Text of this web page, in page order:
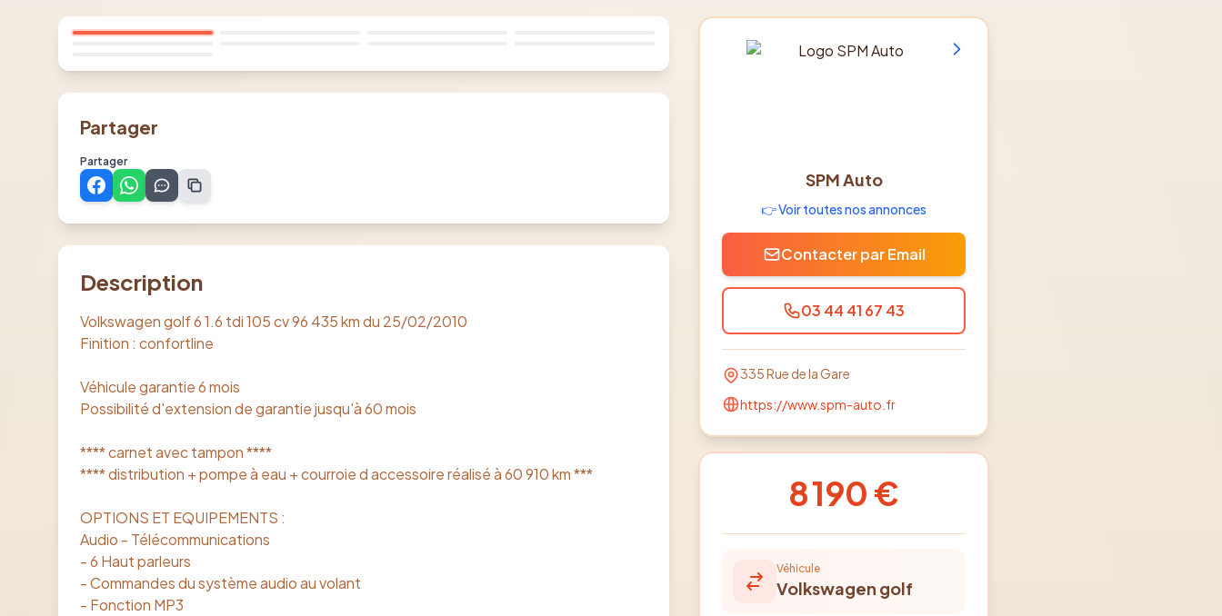
Partager
Partager
Description
Volkswagen golf 6 1.6 tdi 105 cv 96 435 km du 25/02/2010
Finition : confortline
Véhicule garantie 6 mois
Possibilité d'extension de garantie jusqu'à 60 mois
**** carnet avec tampon ****
**** distribution + pompe à eau + courroie d accessoire réalisé à 60 910 km ***
OPTIONS ET EQUIPEMENTS :
Audio - Télécommunications
- 6 Haut parleurs
- Commandes du système audio au volant
- Fonction MP3
SPM Auto
👉 Voir toutes nos annonces
Contacter par Email
03 44 41 67 43
335 Rue de la Gare
https://www.spm-auto.fr
8 190 €
Véhicule
Volkswagen golf